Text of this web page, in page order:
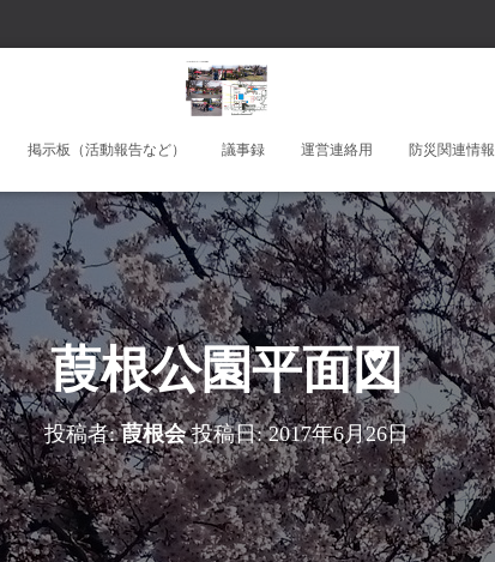
掲示板（活動報告など） 議事録 運営連絡用 防災関連情報
葭根公園平面図
投稿者:葭根会投稿日:2017年6月26日